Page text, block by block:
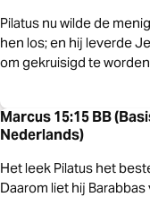
Pilatus nu wilde de
hen los; en hij leverde
om gekruisigd te
Marcus 15:15 BB
Nederlands)
Het leek Pilatus het
Daarom liet hij